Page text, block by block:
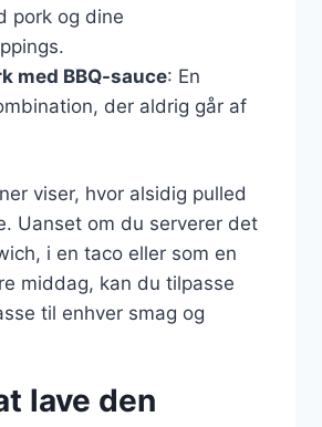
pork og dine
med BBQ-sauce: En
der aldrig går af
viser, hvor alsidig pulled
Uanset om du serverer det
i en taco eller som en
middag, kan du tilpasse
til enhver smag og
lave den